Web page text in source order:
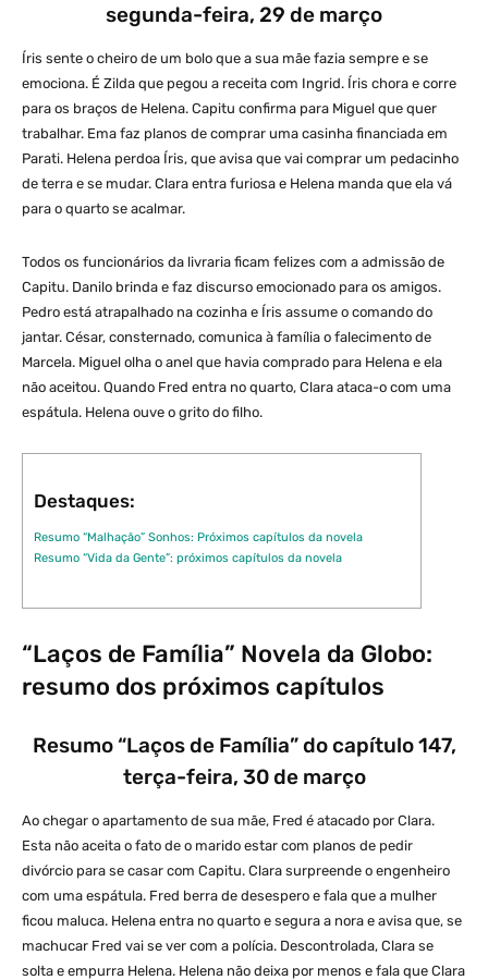
segunda-feira, 29 de março
Íris sente o cheiro de um bolo que a sua mãe fazia sempre e se
emociona. É Zilda que pegou a receita com Ingrid. Íris chora e corre
para os braços de Helena. Capitu confirma para Miguel que quer
trabalhar. Ema faz planos de comprar uma casinha financiada em
Parati. Helena perdoa Íris, que avisa que vai comprar um pedacinho
de terra e se mudar. Clara entra furiosa e Helena manda que ela vá
para o quarto se acalmar.
Todos os funcionários da livraria ficam felizes com a admissão de
Capitu. Danilo brinda e faz discurso emocionado para os amigos.
Pedro está atrapalhado na cozinha e Íris assume o comando do
jantar. César, consternado, comunica à família o falecimento de
Marcela. Miguel olha o anel que havia comprado para Helena e ela
não aceitou. Quando Fred entra no quarto, Clara ataca-o com uma
espátula. Helena ouve o grito do filho.
Destaques:
Resumo “Malhação” Sonhos: Próximos capítulos da novela
Resumo “Vida da Gente”: próximos capítulos da novela
“Laços de Família” Novela da Globo:
resumo dos próximos capítulos
Resumo “Laços de Família” do capítulo 147,
terça-feira, 30 de março
Ao chegar o apartamento de sua mãe, Fred é atacado por Clara.
Esta não aceita o fato de o marido estar com planos de pedir
divórcio para se casar com Capitu. Clara surpreende o engenheiro
com uma espátula. Fred berra de desespero e fala que a mulher
ficou maluca. Helena entra no quarto e segura a nora e avisa que, se
machucar Fred vai se ver com a polícia. Descontrolada, Clara se
solta e empurra Helena. Helena não deixa por menos e fala que Clara